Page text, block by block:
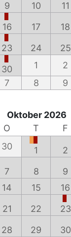
9 10 11
16 17 18
23 24 25
30 1 2
7 8 9
Oktober 2026
O T F
30 1 2
7 8 9
14 15 16
21 22 23
28 29 30